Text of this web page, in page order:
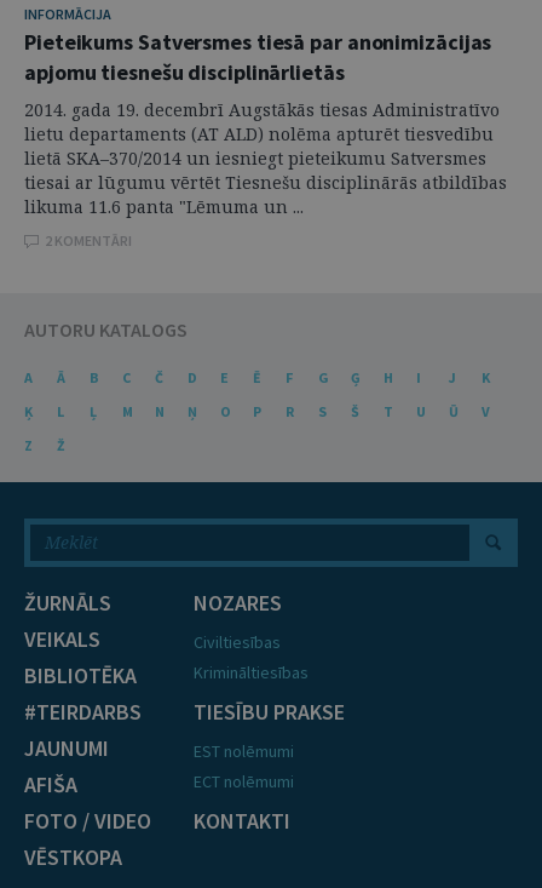
INFORMĀCIJA
Pieteikums Satversmes tiesā par anonimizācijas
apjomu tiesnešu disciplinārlietās
2014. gada 19. decembrī Augstākās tiesas Administratīvo
lietu departaments (AT ALD) nolēma apturēt tiesvedību
lietā SKA–370/2014 un iesniegt pieteikumu Satversmes
tiesai ar lūgumu vērtēt Tiesnešu disciplinārās atbildības
likuma 11.6 panta "Lēmuma un ...
2 KOMENTĀRI
AUTORU KATALOGS
A Ā B C Č D E Ē F G Ģ H I J
K
Ķ
L Ļ M N Ņ O P R S Š T U Ū
V
Z
Ž
ŽURNĀLS
VEIKALS
BIBLIOTĒKA
#TEIRDARBS
JAUNUMI
AFIŠA
FOTO / VIDEO
VĒSTKOPA
NOZARES
Civiltiesības
Krimināltiesības
TIESĪBU PRAKSE
EST nolēmumi
ECT nolēmumi
KONTAKTI